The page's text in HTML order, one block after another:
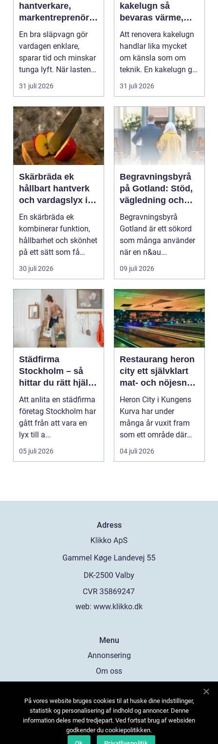
hantverkare,
markentreprenörer
och lantbruk en
praktisk guide
En bra släpvagn gör
vardagen enklare,
sparar tid och minskar
tunga lyft. När lasten
är bulkig, smuts...
31 juli 2026
kakelugn så
bevaras värme,
historia och
trygghet
Att renovera kakelugn
handlar lika mycket
om känsla som om
teknik. En kakelugn ger
stilla värme, däm...
31 juli 2026
Skärbräda ek
hållbart hantverk
och vardagslyx i
köket
En skärbräda ek
kombinerar funktion,
hållbarhet och skönhet
på ett sätt som få
andra köksredskap
gör...
30 juli 2026
Begravningsbyrå
på Gotland: Stöd,
vägledning och
trygga val
Begravningsbyrå
Gotland är ett sökord
som många använder
när en n&au...
09 juli 2026
Städfirma
Stockholm – så
hittar du rätt hjälp
för hem och
företag
Att anlita en städfirma
företag Stockholm har
gått från att vara en
lyx till a...
05 juli 2026
Restaurang heron
city ett självklart
mat- och nöjesnav
i kungens kurva
Heron City i Kungens
Kurva har under
många år vuxit fram
som ett område där
mat, bio, shopping och
a...
04 juli 2026
Adress
web: www.klikko.dk
Menu
Annonsering
Om oss
Kontakta oss
Sitemap
På vores website bruges cookies til at huske dine indstillinger,
statistik og personalisering af indhold og annoncer. Denne
information deles med tredjepart. Ved fortsat brug af websiden
godkender du cookiepolitikken.